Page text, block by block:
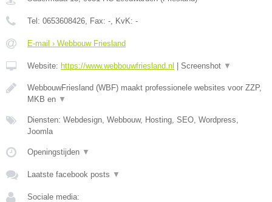
Tel: 0653608426, Fax: -, KvK: -
E-mail › Webbouw Friesland
Website: https://www.webbouwfriesland.nl Screenshot ▼
WebbouwFriesland (WBF) maakt professionele websites voor ZZP,
MKB en ▼
Diensten: Webdesign, Webbouw, Hosting, SEO, Wordpress,
Joomla
Openingstijden ▼
Laatste facebook posts ▼
Sociale media: